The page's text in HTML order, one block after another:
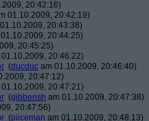
20:42:16)
01.10.2009, 20:42:19)
20:43:38)
20:44:25)
20:45:25)
20:46:22)
(ducduc am 01.10.2009, 20:46:40)
20:47:12)
20:47:21)
(gibberish am 01.10.2009, 20:47:38)
20:47:56)
(piiceman am 01.10.2009, 20:48:13)